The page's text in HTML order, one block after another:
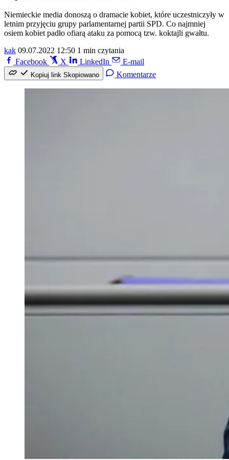
Niemieckie media donoszą o dramacie kobiet, które uczestniczyły w
letnim przyjęciu grupy parlamentarnej partii SPD. Co najmniej
osiem kobiet padło ofiarą ataku za pomocą tzw. koktajli gwałtu.
kak 09.07.2022 12:50 1 min czytania
Facebook
X LinkedIn E-mail
Kopiuj link Skopiowano Komentarze